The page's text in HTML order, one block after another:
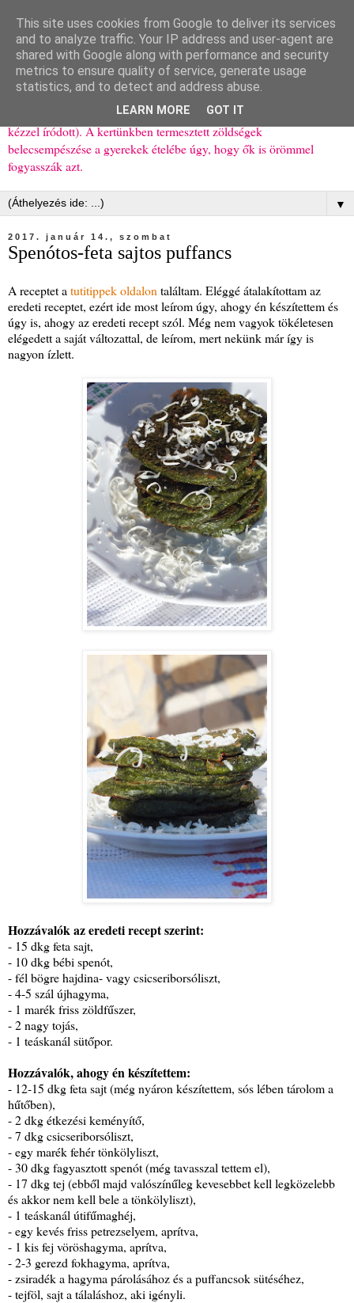
Ízőrző
Kisgyerekes család kipróbált, többnyire egészséges ételeket
bemutató receptjei a mindennapokra (mert a papírfecniket folyton
elhagyom) és gyerekeimnek ajándékba (mint régen, csak ez nem
kézzel íródott). A kertünkben termesztett zöldségek
belecsempészése a gyerekek ételébe úgy, hogy ők is örömmel
fogyasszák azt.
▼
2017. január 14., szombat
Spenótos-feta sajtos puffancs
A receptet a tutitippek oldalon találtam. Eléggé átalakítottam az
eredeti receptet, ezért ide most leírom úgy, ahogy én készítettem és
úgy is, ahogy az eredeti recept szól. Még nem vagyok tökéletesen
elégedett a saját változattal, de leírom, mert nekünk már így is
nagyon ízlett.
Hozzávalók az eredeti recept szerint:
- 15 dkg feta sajt,
- 10 dkg bébi spenót,
- fél bögre hajdina- vagy csicseriborsóliszt,
- 4-5 szál újhagyma,
- 1 marék friss zöldfűszer,
- 2 nagy tojás,
- 1 teáskanál sütőpor.
Hozzávalók, ahogy én készítettem:
- 12-15 dkg feta sajt (még nyáron készítettem, sós lében tárolom a
hűtőben),
- 2 dkg étkezési keményítő,
- 7 dkg csicseriborsóliszt,
- egy marék fehér tönkölyliszt,
- 30 dkg fagyasztott spenót (még tavasszal tettem el),
- 17 dkg tej (ebből majd valószínűleg kevesebbet kell legközelebb
és akkor nem kell bele a tönkölyliszt),
- 1 teáskanál útifűmaghéj,
- egy kevés friss petrezselyem, aprítva,
- 1 kis fej vöröshagyma, aprítva,
- 2-3 gerezd fokhagyma, aprítva,
- zsiradék a hagyma párolásához és a puffancsok sütéséhez,
- tejföl, sajt a tálaláshoz, aki igényli.
This site uses cookies from Google to deliver its services
and to analyze traffic. Your IP address and user-agent are
shared with Google along with performance and security
metrics to ensure quality of service, generate usage
statistics, and to detect and address abuse.
LEARN MORE GOT IT